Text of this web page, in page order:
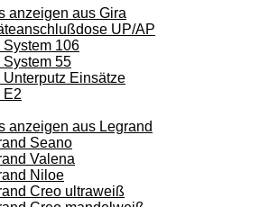
anzeigen aus Gira
UP/AP
System 106
System 55
Unterputz Einsätze
E2
anzeigen aus Legrand
Seano
Valena
Niloe
Creo ultraweiß